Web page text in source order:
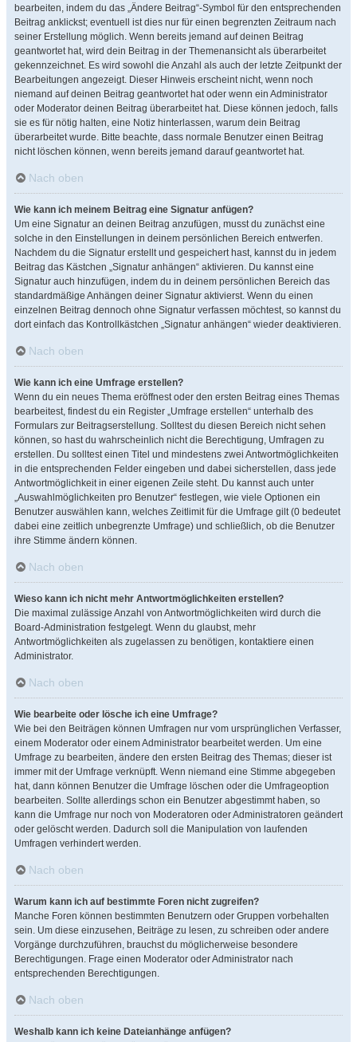
bearbeiten, indem du das „Ändere Beitrag“-Symbol für den entsprechenden
Beitrag anklickst; eventuell ist dies nur für einen begrenzten Zeitraum nach
seiner Erstellung möglich. Wenn bereits jemand auf deinen Beitrag
geantwortet hat, wird dein Beitrag in der Themenansicht als überarbeitet
gekennzeichnet. Es wird sowohl die Anzahl als auch der letzte Zeitpunkt der
Bearbeitungen angezeigt. Dieser Hinweis erscheint nicht, wenn noch
niemand auf deinen Beitrag geantwortet hat oder wenn ein Administrator
oder Moderator deinen Beitrag überarbeitet hat. Diese können jedoch, falls
sie es für nötig halten, eine Notiz hinterlassen, warum dein Beitrag
überarbeitet wurde. Bitte beachte, dass normale Benutzer einen Beitrag
nicht löschen können, wenn bereits jemand darauf geantwortet hat.
Nach oben
Wie kann ich meinem Beitrag eine Signatur anfügen?
Um eine Signatur an deinen Beitrag anzufügen, musst du zunächst eine
solche in den Einstellungen in deinem persönlichen Bereich entwerfen.
Nachdem du die Signatur erstellt und gespeichert hast, kannst du in jedem
Beitrag das Kästchen „Signatur anhängen“ aktivieren. Du kannst eine
Signatur auch hinzufügen, indem du in deinem persönlichen Bereich das
standardmäßige Anhängen deiner Signatur aktivierst. Wenn du einen
einzelnen Beitrag dennoch ohne Signatur verfassen möchtest, so kannst du
dort einfach das Kontrollkästchen „Signatur anhängen“ wieder deaktivieren.
Nach oben
Wie kann ich eine Umfrage erstellen?
Wenn du ein neues Thema eröffnest oder den ersten Beitrag eines Themas
bearbeitest, findest du ein Register „Umfrage erstellen“ unterhalb des
Formulars zur Beitragserstellung. Solltest du diesen Bereich nicht sehen
können, so hast du wahrscheinlich nicht die Berechtigung, Umfragen zu
erstellen. Du solltest einen Titel und mindestens zwei Antwortmöglichkeiten
in die entsprechenden Felder eingeben und dabei sicherstellen, dass jede
Antwortmöglichkeit in einer eigenen Zeile steht. Du kannst auch unter
„Auswahlmöglichkeiten pro Benutzer“ festlegen, wie viele Optionen ein
Benutzer auswählen kann, welches Zeitlimit für die Umfrage gilt (0 bedeutet
dabei eine zeitlich unbegrenzte Umfrage) und schließlich, ob die Benutzer
ihre Stimme ändern können.
Nach oben
Wieso kann ich nicht mehr Antwortmöglichkeiten erstellen?
Die maximal zulässige Anzahl von Antwortmöglichkeiten wird durch die
Board-Administration festgelegt. Wenn du glaubst, mehr
Antwortmöglichkeiten als zugelassen zu benötigen, kontaktiere einen
Administrator.
Nach oben
Wie bearbeite oder lösche ich eine Umfrage?
Wie bei den Beiträgen können Umfragen nur vom ursprünglichen Verfasser,
einem Moderator oder einem Administrator bearbeitet werden. Um eine
Umfrage zu bearbeiten, ändere den ersten Beitrag des Themas; dieser ist
immer mit der Umfrage verknüpft. Wenn niemand eine Stimme abgegeben
hat, dann können Benutzer die Umfrage löschen oder die Umfrageoption
bearbeiten. Sollte allerdings schon ein Benutzer abgestimmt haben, so
kann die Umfrage nur noch von Moderatoren oder Administratoren geändert
oder gelöscht werden. Dadurch soll die Manipulation von laufenden
Umfragen verhindert werden.
Nach oben
Warum kann ich auf bestimmte Foren nicht zugreifen?
Manche Foren können bestimmten Benutzern oder Gruppen vorbehalten
sein. Um diese einzusehen, Beiträge zu lesen, zu schreiben oder andere
Vorgänge durchzuführen, brauchst du möglicherweise besondere
Berechtigungen. Frage einen Moderator oder Administrator nach
entsprechenden Berechtigungen.
Nach oben
Weshalb kann ich keine Dateianhänge anfügen?